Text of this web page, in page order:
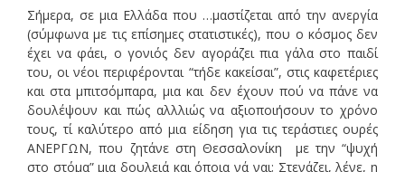
Σήμερα, σε μια Ελλάδα που …μαστίζεται από την ανεργία
(σύμφωνα με τις επίσημες στατιστικές), που ο κόσμος δεν
έχει να φάει, ο γονιός δεν αγοράζει πια γάλα στο παιδί
του, οι νέοι περιφέρονται “τήδε κακείσαι”, στις καφετέριες
και στα μπιτσόμπαρα, μια και δεν έχουν πού να πάνε να
δουλέψουν και πώς αλλλιώς να αξιοποιήσουν το χρόνο
τους, τί καλύτερο από μια είδηση για τις τεράστιες ουρές
ΑΝΕΡΓΩΝ, που ζητάνε στη Θεσσαλονίκη με την “ψυχή
στο στόμα” μια δουλειά και όποια νά ναι; Στενάζει, λένε, η